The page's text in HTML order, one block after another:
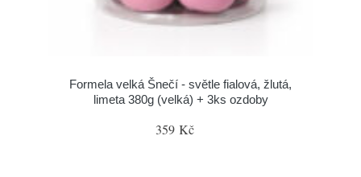
Formela velká Šnečí - světle fialová, žlutá,
limeta 380g (velká) + 3ks ozdoby
359 Kč